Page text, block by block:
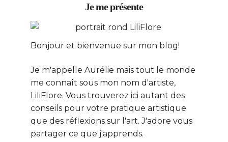
Je me présente
Bonjour et bienvenue sur mon blog!
Je m'appelle Aurélie mais tout le monde
me connaît sous mon nom d'artiste,
LiliFlore. Vous trouverez ici autant des
conseils pour votre pratique artistique
que des réflexions sur l'art. J'adore vous
partager ce que j'apprends.